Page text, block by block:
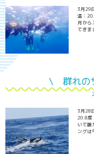
3月29
温：
月から
てき
\ 群れの
3月28
20.8
いて暖
ング